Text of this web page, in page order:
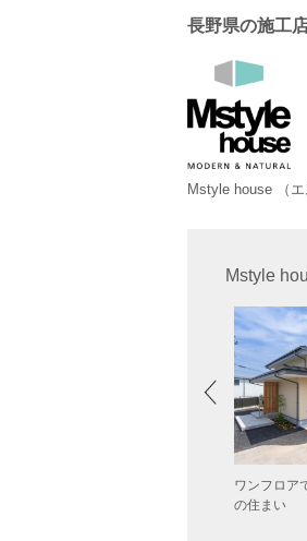
長野県の施工
Mstyle house （
Mstyle
ワンフロア
の住まい